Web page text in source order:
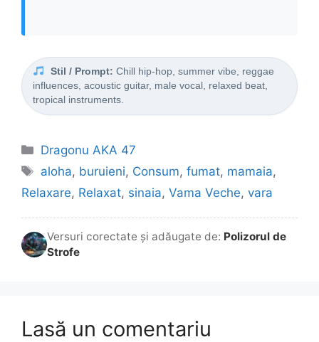
Stil / Prompt: Chill hip-hop, summer vibe, reggae
influences, acoustic guitar, male vocal, relaxed beat,
tropical instruments.
Categorii
Dragonu AKA 47
Etichete
aloha, buruieni, Consum,fumat, mamaia,
Relaxare, Relaxat, sinaia, Vama Veche, vara
Versuri corectate și adăugate de: Polizorul de
Strofe
Lasă un comentariu